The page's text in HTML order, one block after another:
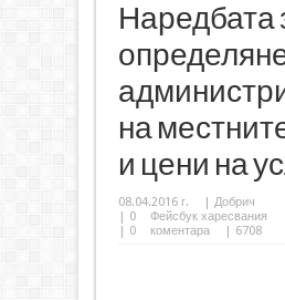
Наредбата
на
и цени на
08.04.2016 г.
Добрич
0
Фейсбук харесвания
0 коментара | 6708